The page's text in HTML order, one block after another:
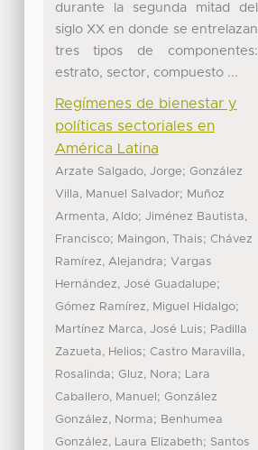
durante la segunda mitad del
siglo XX en donde se entrelazan
tres tipos de componentes:
estrato, sector, compuesto ...
Regímenes de bienestar y
políticas sectoriales en
América Latina
Arzate Salgado, Jorge; González
Villa, Manuel Salvador; Muñoz
Armenta, Aldo; Jiménez Bautista,
Francisco; Maingon, Thais; Chávez
Ramírez, Alejandra; Vargas
Hernández, José Guadalupe;
Gómez Ramírez, Miguel Hidalgo;
Martínez Marca, José Luis; Padilla
Zazueta, Helios; Castro Maravilla,
Rosalinda; Gluz, Nora; Lara
Caballero, Manuel ; González
González, Norma; Benhumea
González, Laura Elizabeth; Santos